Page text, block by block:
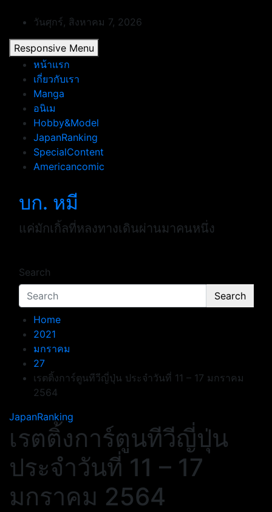
content
วันศุกร์, สิงหาคม 7, 2026
Responsive Menu
หน้าแรก
เกี่ยวกับเรา
Manga
อนิเม
Hobby&Model
JapanRanking
SpecialContent
Americancomic
บก. หมี
แค่มักเกิ้ลที่หลงทางเดินผ่านมาคนหนึ่ง
Search
Search
Home
2021
มกราคม
27
เรตติ้งการ์ตูนทีวีญี่ปุ่น ประจำวันที่ 11 – 17 มกราคม
2564
JapanRanking
เรตติ้งการ์ตูนทีวีญี่ปุ่น
ประจำวันที่ 11 – 17
มกราคม 2564